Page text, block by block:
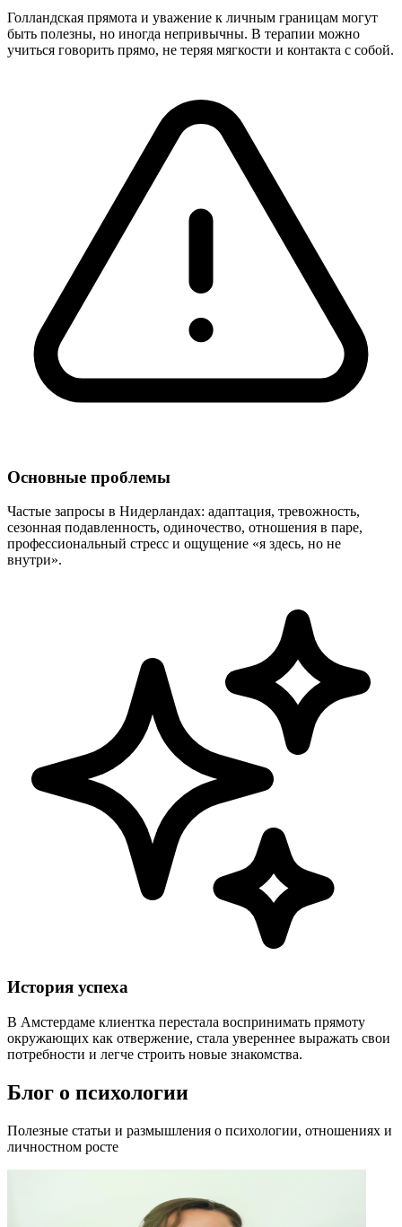
Голландская прямота и уважение к личным границам могут
быть полезны, но иногда непривычны. В терапии можно
учиться говорить прямо, не теряя мягкости и контакта с собой.
Основные проблемы
Частые запросы в Нидерландах: адаптация, тревожность,
сезонная подавленность, одиночество, отношения в паре,
профессиональный стресс и ощущение «я здесь, но не
внутри».
История успеха
В Амстердаме клиентка перестала воспринимать прямоту
окружающих как отвержение, стала увереннее выражать свои
потребности и легче строить новые знакомства.
Блог о психологии
Полезные статьи и размышления о психологии, отношениях и
личностном росте